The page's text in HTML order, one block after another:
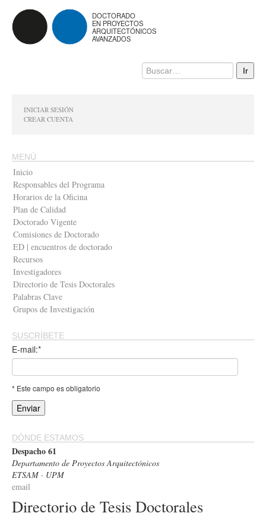
DOCTORADO
EN PROYECTOS
ARQUITECTÓNICOS
AVANZADOS
INICIAR SESIÓN
CREAR CUENTA
MENÚ
Inicio
Responsables del Programa
Horarios de la Oficina
Plan de Calidad
Doctorado Vigente
Comisiones de Doctorado
ED | encuentros de doctorado
Recursos
Investigadores
Directorio de Tesis Doctorales
Palabras Clave
Grupos de Investigación
SUSCRÍBETE
E-mail:*
* Este campo es obligatorio
DÓNDE ESTAMOS
Despacho 61
Departamento de Proyectos Arquitectónicos
ETSAM · UPM
email
Directorio de Tesis Doctorales